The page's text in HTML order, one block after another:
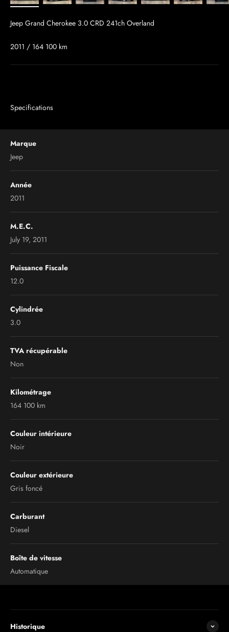
Jeep Grand Cherokee 3.0 CRD 241ch Overland
2011 / 164 100 km
Specifications
Marque
Jeep
Année
2011
M.E.C.
July 19, 2011
Puissance Fiscale
12.0
Cylindrée
3.0
TVA récupérable
Non
Kilométrage
164 100 km
Couleur intérieure
Noir
Couleur extérieure
Gris foncé
Carburant
Diesel
Boîte de vitesse
Automatique
Historique